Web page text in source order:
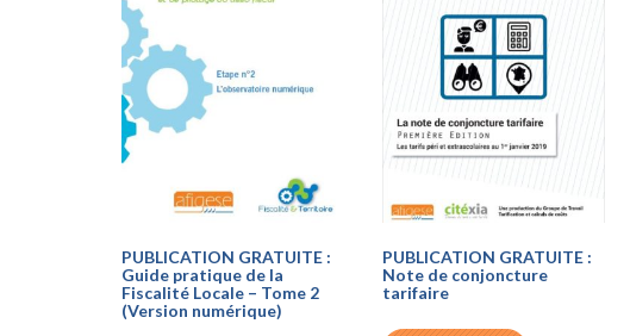
PUBLICATION GRATUITE :
Guide pratique de la
Fiscalité Locale – Tome 2
(Version numérique)
PUBLICATION GRATUITE :
Note de conjoncture
tarifaire